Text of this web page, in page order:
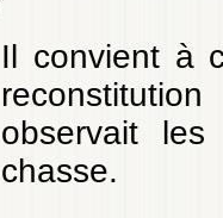
Il convient à
observait
chasse.